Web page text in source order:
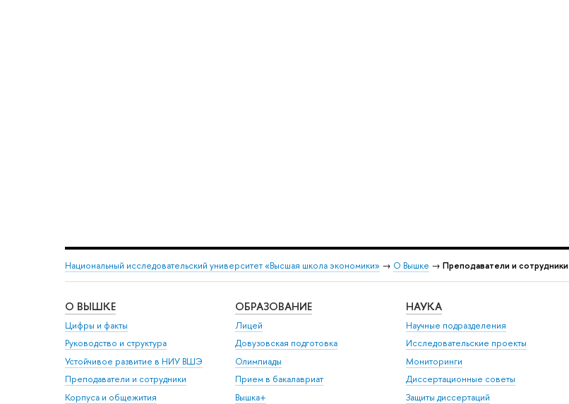
Национальный исследовательский университет «Высшая школа экономики» → О Вышке → Преподаватели и сотрудники
О ВЫШКЕ
Цифры и факты
Руководство и структура
Устойчивое развитие в НИУ ВШЭ
Преподаватели и сотрудники
Корпуса и общежития
ОБРАЗОВАНИЕ
Лицей
Довузовская подготовка
Олимпиады
Прием в бакалавриат
Вышка+
НАУКА
Научные подразделения
Исследовательские проекты
Мониторинги
Диссертационные советы
Защиты диссертаций